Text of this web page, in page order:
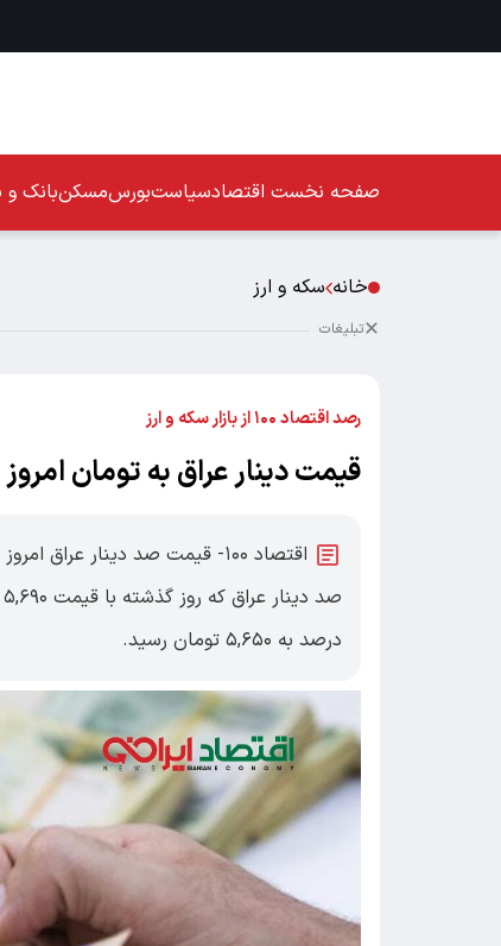
صفحه نخست اقتصادسیاستبورسمسکنبانک و
خانه سکه و ارز
تبلیغات
رصد اقتصاد ۱۰۰ از بازار سکه و ارز
قیمت دینار عراق به تومان امروز ۲۱ خرداد ۱۴۰۴
درصد به ۵,۶۵۰ تومان رسید.